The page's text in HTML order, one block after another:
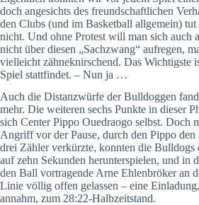
doch angesichts des freundschaftlichen
den Clubs (und im Basketball allgemein) tut
nicht. Und ohne Protest will man sich auch
nicht über diesen „Sachzwang“ aufregen,
vielleicht zähneknirschend. Das Wichtigste
Spiel stattfindet. – Nun ja …
Auch die Distanzwürfe der Bulldoggen
mehr. Die weiteren sechs Punkte in dieser
sich Center Pippo Ouedraogo selbst. Doch
Angriff vor der Pause, durch den Pippo den
drei Zähler verkürzte, konnten die Bulldogs
auf zehn Sekunden herunterspielen, und in
den Ball vortragende Arne Ehlenbröker an
Linie völlig offen gelassen – eine
annahm, zum 28:22-Halbzeitstand.